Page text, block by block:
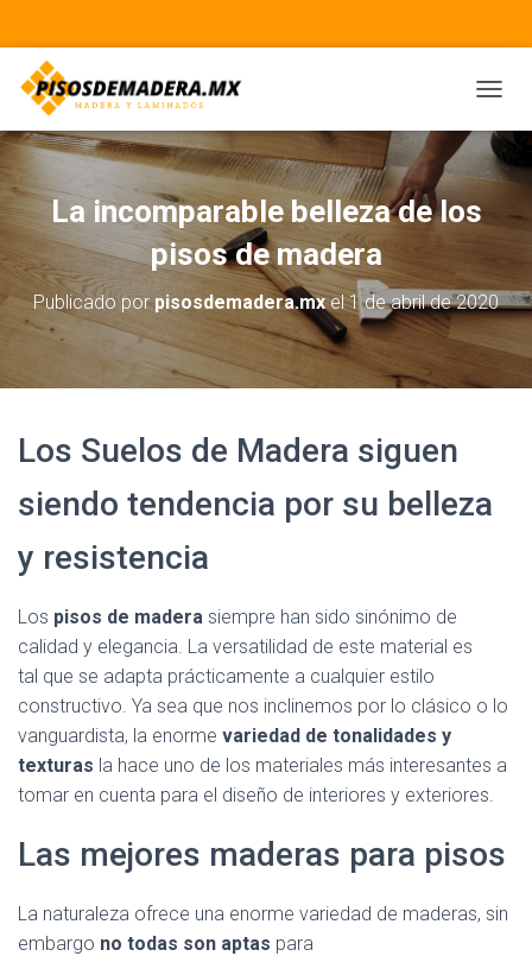
La incomparable belleza de los
pisos de madera
Publicado porpisosdemadera.mxel1 de abril de 2020
Los Suelos de Madera siguen
siendo tendencia por su belleza
y resistencia
Los pisos de madera siempre han sido sinónimo de
calidad y elegancia. La versatilidad de este material es
tal que se adapta prácticamente a cualquier estilo
constructivo. Ya sea que nos inclinemos por lo clásico o lo
vanguardista, la enorme variedad de tonalidades y
texturas la hace uno de los materiales más interesantes a
tomar en cuenta para el diseño de interiores y exteriores.
Las mejores maderas para pisos
La naturaleza ofrece una enorme variedad de maderas, sin
embargo no todas son aptas para